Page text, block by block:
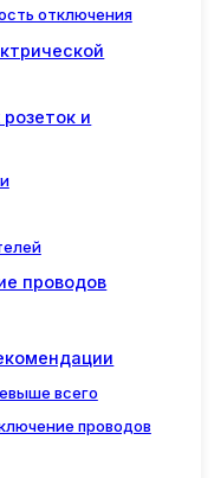
отключения
и
проводов
всего
проводов